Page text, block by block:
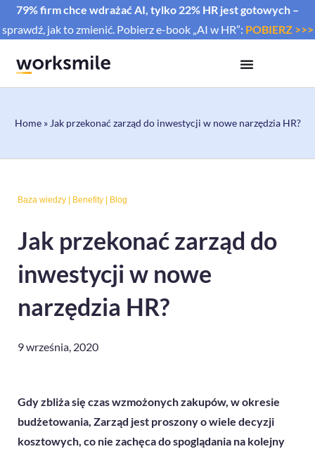
79% firm chce wdrażać AI, tylko 22% HR jest gotowych –
sprawdź, jak to zmienić. Pobierz e-book „AI w HR”: POBIERZ >>>
Home»Jak przekonać zarząd do inwestycji w nowe narzędzia HR?
Baza wiedzy Benefity Blog
Jak przekonać zarząd do
inwestycji w nowe
narzędzia HR?
9 września, 2020
Gdy zbliża się czas wzmożonych zakupów, w okresie
budżetowania, Zarząd jest proszony o wiele decyzji
kosztowych, co nie zachęca do spoglądania na kolejny